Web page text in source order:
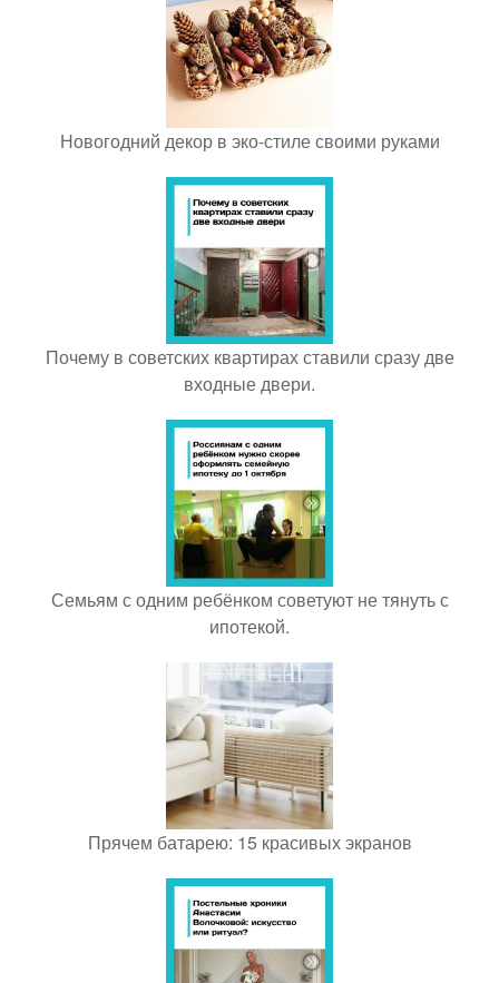
Новогодний декор в эко-стиле своими руками
Почему в советских квартирах ставили сразу две
входные двери.
Семьям с одним ребёнком советуют не тянуть с
ипотекой.
Прячем батарею: 15 красивых экранов